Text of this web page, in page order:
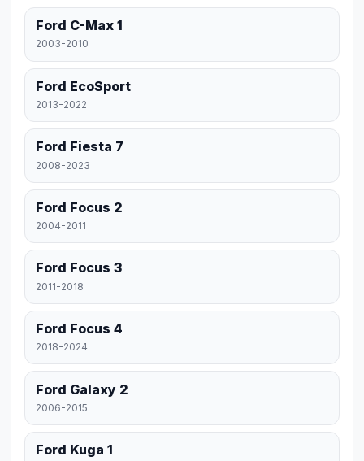
Ford C-Max 1
2003-2010
Ford EcoSport
2013-2022
Ford Fiesta 7
2008-2023
Ford Focus 2
2004-2011
Ford Focus 3
2011-2018
Ford Focus 4
2018-2024
Ford Galaxy 2
2006-2015
Ford Kuga 1